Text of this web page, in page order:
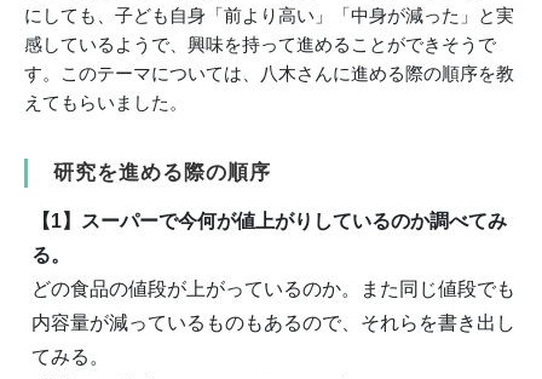
にしても、子ども自身「前より高い」「中身が減った」と実
感しているようで、興味を持って進めることができそうで
す。このテーマについては、八木さんに進める際の順序を教
えてもらいました。
研究を進める際の順序
【1】スーパーで今何が値上がりしているのか調べてみ
る。
どの食品の値段が上がっているのか。また同じ値段でも
内容量が減っているものもあるので、それらを書き出し
てみる。